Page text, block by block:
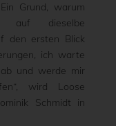
Grund, warum
auf dieselbe
den ersten Blick
ich warte
und werde mir
wird Loose
Schmidt in